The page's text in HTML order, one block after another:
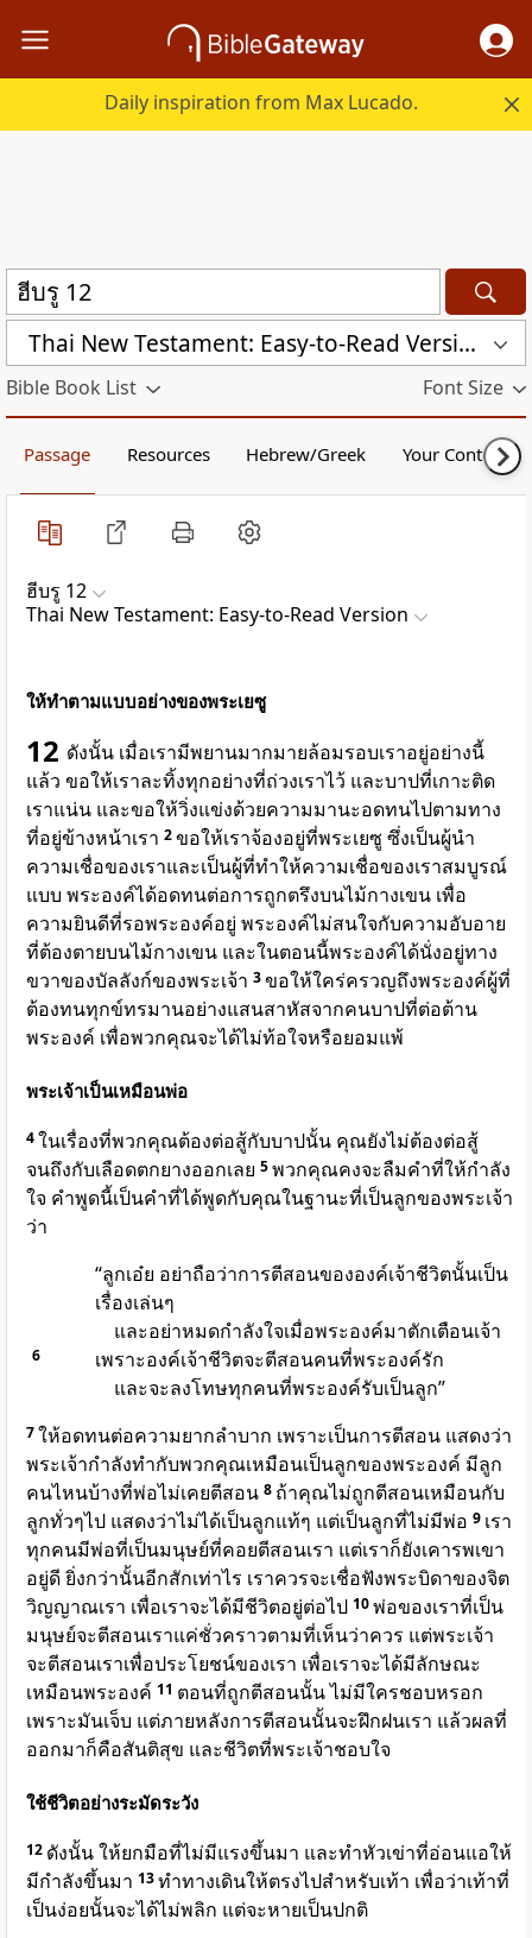
Daily inspiration from Max Lucado.
Thai New Testament: Easy-to-Read Version (ERV-TH)
Bible Book List Font Size
Passage Resources Hebrew/Greek Your Content
ฮีบรู 12
Thai New Testament: Easy-to-Read Version
ให้ทำตามแบบอย่างของพระเยซู
12 ดังนั้น เมื่อเรามีพยานมากมายล้อมรอบเราอยู่อย่างนี้
แล้ว ขอให้เราละทิ้งทุกอย่างที่ถ่วงเราไว้ และบาปที่เกาะติด
เราแน่น และขอให้วิ่งแข่งด้วยความมานะอดทนไปตามทาง
ที่อยู่ข้างหน้าเรา 2ขอให้เราจ้องอยู่ที่พระเยซู ซึ่งเป็นผู้นำ
ความเชื่อของเราและเป็นผู้ที่ทำให้ความเชื่อของเราสมบูรณ์
แบบ พระองค์ได้อดทนต่อการถูกตรึงบนไม้กางเขน เพื่อ
ความยินดีที่รอพระองค์อยู่ พระองค์ไม่สนใจกับความอับอาย
ที่ต้องตายบนไม้กางเขน และในตอนนี้พระองค์ได้นั่งอยู่ทาง
ขวาของบัลลังก์ของพระเจ้า 3ขอให้ใคร่ครวญถึงพระองค์ผู้ที่
ต้องทนทุกข์ทรมานอย่างแสนสาหัสจากคนบาปที่ต่อต้าน
พระองค์ เพื่อพวกคุณจะได้ไม่ท้อใจหรือยอมแพ้
พระเจ้าเป็นเหมือนพ่อ
4ในเรื่องที่พวกคุณต้องต่อสู้กับบาปนั้น คุณยังไม่ต้องต่อสู้
จนถึงกับเลือดตกยางออกเลย 5พวกคุณคงจะลืมคำที่ให้กำลัง
ใจ คำพูดนี้เป็นคำที่ได้พูดกับคุณในฐานะที่เป็นลูกของพระเจ้า
ว่า
“ลูกเอ๋ย อย่าถือว่าการตีสอนขององค์เจ้าชีวิตนั้นเป็น
เรื่องเล่นๆ
และอย่าหมดกำลังใจเมื่อพระองค์มาตักเตือนเจ้า
6
เพราะองค์เจ้าชีวิตจะตีสอนคนที่พระองค์รัก
และจะลงโทษทุกคนที่พระองค์รับเป็นลูก”
7ให้อดทนต่อความยากลำบาก เพราะเป็นการตีสอน แสดงว่า
พระเจ้ากำลังทำกับพวกคุณเหมือนเป็นลูกของพระองค์ มีลูก
คนไหนบ้างที่พ่อไม่เคยตีสอน 8 ถ้าคุณไม่ถูกตีสอนเหมือนกับ
ลูกทั่วๆไป แสดงว่าไม่ได้เป็นลูกแท้ๆ แต่เป็นลูกที่ไม่มีพ่อ 9 เรา
ทุกคนมีพ่อที่เป็นมนุษย์ที่คอยตีสอนเรา แต่เราก็ยังเคารพเขา
อยู่ดี ยิ่งกว่านั้นอีกสักเท่าไร เราควรจะเชื่อฟังพระบิดาของจิต
วิญญาณเรา เพื่อเราจะได้มีชีวิตอยู่ต่อไป 10พ่อของเราที่เป็น
มนุษย์จะตีสอนเราแค่ชั่วคราวตามที่เห็นว่าควร แต่พระเจ้า
จะตีสอนเราเพื่อประโยชน์ของเรา เพื่อเราจะได้มีลักษณะ
เหมือนพระองค์ 11 ตอนที่ถูกตีสอนนั้น ไม่มีใครชอบหรอก
เพราะมันเจ็บ แต่ภายหลังการตีสอนนั้นจะฝึกฝนเรา แล้วผลที่
ออกมาก็คือสันติสุข และชีวิตที่พระเจ้าชอบใจ
ใช้ชีวิตอย่างระมัดระวัง
12 ดังนั้น ให้ยกมือที่ไม่มีแรงขึ้นมา และทำหัวเข่าที่อ่อนแอให้
มีกำลังขึ้นมา 13ทำทางเดินให้ตรงไปสำหรับเท้า เพื่อว่าเท้าที่
เป็นง่อยนั้นจะได้ไม่พลิก แต่จะหายเป็นปกติ